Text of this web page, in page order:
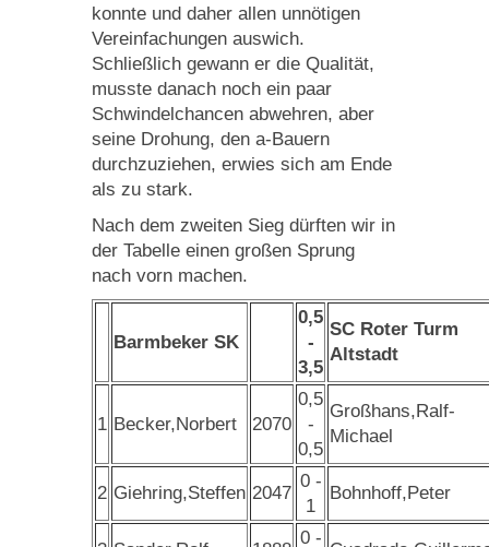
konnte und daher allen unnötigen
Vereinfachungen auswich.
Schließlich gewann er die Qualität,
musste danach noch ein paar
Schwindelchancen abwehren, aber
seine Drohung, den a-Bauern
durchzuziehen, erwies sich am Ende
als zu stark.
Nach dem zweiten Sieg dürften wir in
der Tabelle einen großen Sprung
nach vorn machen.
Barmbeker SK
0,5
-
3,5
SC Roter Turm
Altstadt
1 Becker,Norbert 2070
0,5
-
0,5
Großhans,Ralf-
Michael
2 Giehring,Steffen 2047
0 -
1
Bohnhoff,Peter
0 -